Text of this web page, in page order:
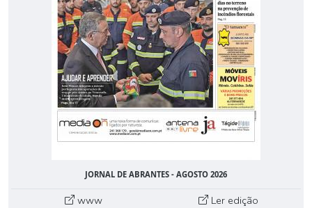
JORNAL DE ABRANTES - AGOSTO 2026
www Ler edição